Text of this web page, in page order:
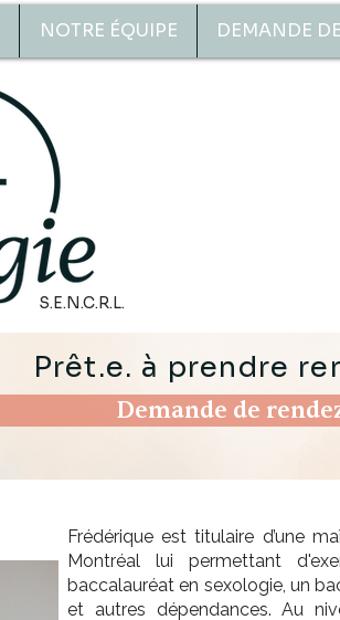
NOTRE ÉQUIPE DEMANDE
S.E.N.C.R.L.
Prêt.e. à prendre
Demande de
Frédérique est titulaire d’une
Montréal lui permettant
baccalauréat en sexologie, un
et autres dépendances. Au